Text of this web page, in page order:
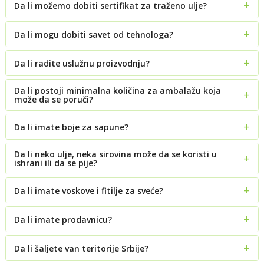
Da li možemo dobiti sertifikat za traženo ulje?
Da li mogu dobiti savet od tehnologa?
Da li radite uslužnu proizvodnju?
Da li postoji minimalna količina za ambalažu koja
može da se poruči?
Da li imate boje za sapune?
Da li neko ulje, neka sirovina može da se koristi u
ishrani ili da se pije?
Da li imate voskove i fitilje za sveće?
Da li imate prodavnicu?
Da li šaljete van teritorije Srbije?